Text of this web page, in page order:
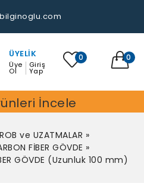
ÜYELIK
Üye
Ol
Giriş
Yap
0 0
İncele
ve UZATMALAR »
FİBER GÖVDE »
GÖVDE (Uzunluk 100 mm)